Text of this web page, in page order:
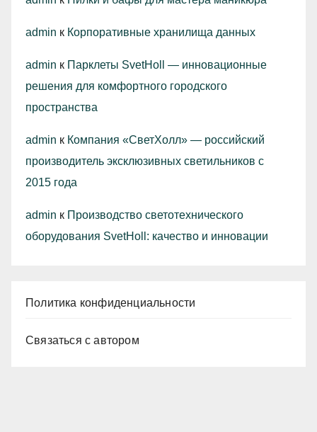
admin к Корпоративные хранилища данных
admin к Парклеты SvetHoll — инновационные
решения для комфортного городского
пространства
admin к Компания «СветХолл» — российский
производитель эксклюзивных светильников с
2015 года
admin к Производство светотехнического
оборудования SvetHoll: качество и инновации
Политика конфиденциальности
Связаться с автором